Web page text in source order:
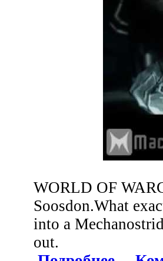
WORLD OF
Soosdon.What
into a
out.